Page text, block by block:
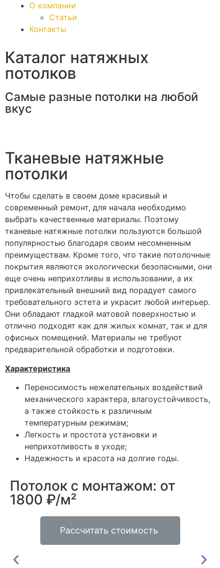
О компании
Статьи
Контакты
Каталог натяжных
потолков
Самые разные потолки на любой
вкус
Тканевые натяжные
потолки
Чтобы сделать в своем доме красивый и
современный ремонт, для начала необходимо
выбрать качественные материалы. Поэтому
тканевые натяжные потолки пользуются большой
популярностью благодаря своим несомненным
преимуществам. Кроме того, что такие потолочные
покрытия являются экологически безопасными, они
еще очень неприхотливы в использовании, а их
привлекательный внешний вид порадует самого
требовательного эстета и украсит любой интерьер.
Они обладают гладкой матовой поверхностью и
отлично подходят как для жилых комнат, так и для
офисных помещений. Материалы не требуют
предварительной обработки и подготовки.
Характеристика
Переносимость нежелательных воздействий
механического характера, влагоустойчивость,
а также стойкость к различным
температурным режимам;
Легкость и простота установки и
неприхотливость в уходе;
Надежность и красота на долгие годы.
Потолок с монтажом: от
1800 ₽/м²
Рассчитать стоимость